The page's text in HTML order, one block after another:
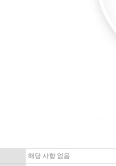
해당 사항 없음